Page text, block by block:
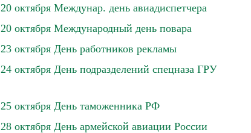
20 октября Междунар. день авиадиспетчера
20 октября Международный день повара
23 октября День работников рекламы
24 октября День подразделений спецназа ГРУ
25 октября День таможенника РФ
28 октября День армейской авиации России